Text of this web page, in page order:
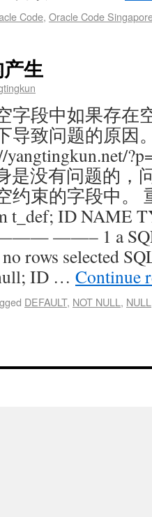
Code, Oracle Code
生
字段中如果存在
导致问题的原因
是没有问题的，
约束的字段中。
t_def; ID
1 a SQL>
rows selected
ID … Continue
DEFAULT, NOT NULL , NULL